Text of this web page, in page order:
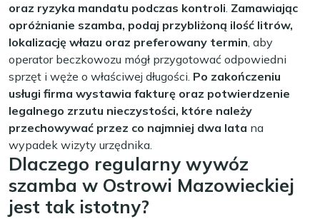
oraz ryzyka mandatu podczas kontroli. Zamawiając
opróżnianie szamba, podaj przybliżoną ilość litrów,
lokalizację włazu oraz preferowany termin, aby
operator beczkowozu mógł przygotować odpowiedni
sprzęt i węże o właściwej długości. Po zakończeniu
usługi firma wystawia fakturę oraz potwierdzenie
legalnego zrzutu nieczystości, które należy
przechowywać przez co najmniej dwa lata na
wypadek wizyty urzędnika.
Dlaczego regularny wywóz
szamba w Ostrowi Mazowieckiej
jest tak istotny?